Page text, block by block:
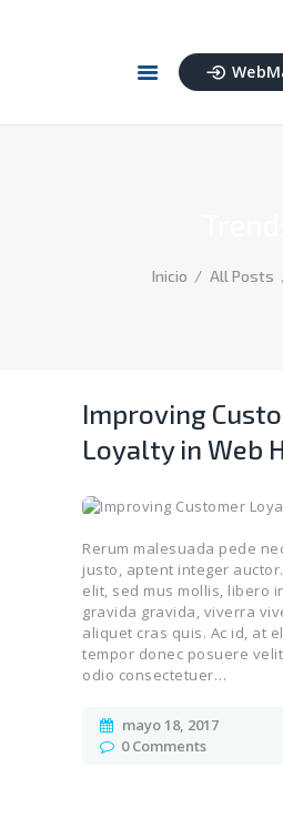
Inicio All Posts
INICIO
Improving
Loyalty in Web
Rerum malesuada pede
justo, aptent integer
elit, sed mus mollis, libero
gravida gravida, viverra
aliquet cras quis. Ac id, at
tempor donec posuere
odio consectetuer…
mayo 18, 2017
0 Comments